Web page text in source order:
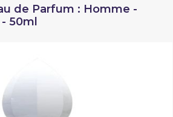
de Parfum : Homme -
- 50ml